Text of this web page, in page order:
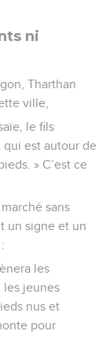
ni
Tharthan
ville,
le fils
qui est autour de
» C’est ce
sans
un signe et un
les
les jeunes
nus et
pour